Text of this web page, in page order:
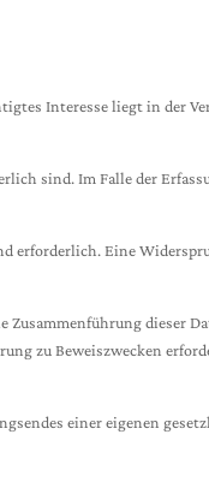
Interesse liegt in der
sind. Im Falle der
erforderlich. Eine
dieser
zu Beweiszwecken
einer eigenen